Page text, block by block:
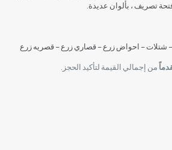
تصريف ، بألوان عديدة.
شتلات – احواض زرع – قصاري زرع – قصريه زرع
من إجمالي القيمة لتأكيد الحجز.